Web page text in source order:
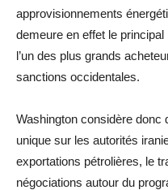
approvisionnements
demeure en effet le principal
l’un des plus grands
sanctions occidentales.
Washington considère donc
unique sur les autorités
exportations pétrolières, le
négociations autour du